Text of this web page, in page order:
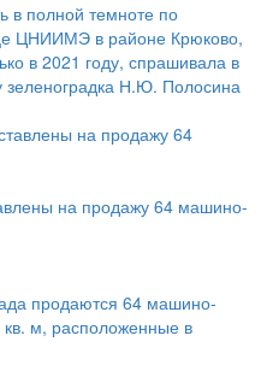
в полной темноте по
ЦНИИМЭ в районе Крюково,
в 2021 году, спрашивала в
Н.Ю. Полосина
на продажу 64 машино-
продаются 64 машино-
м, расположенные в